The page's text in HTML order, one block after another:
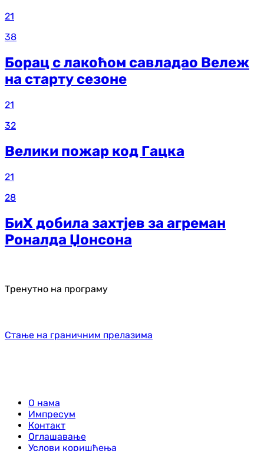
21
38
Борац с лакоћом савладао Вележ
на старту сезоне
21
32
Велики пожар код Гацка
21
28
БиХ добила захтјев за агреман
Роналда Џонсона
Тренутно на програму
Стање на граничним прелазима
О нама
Импресум
Контакт
Оглашавање
Услови коришћења